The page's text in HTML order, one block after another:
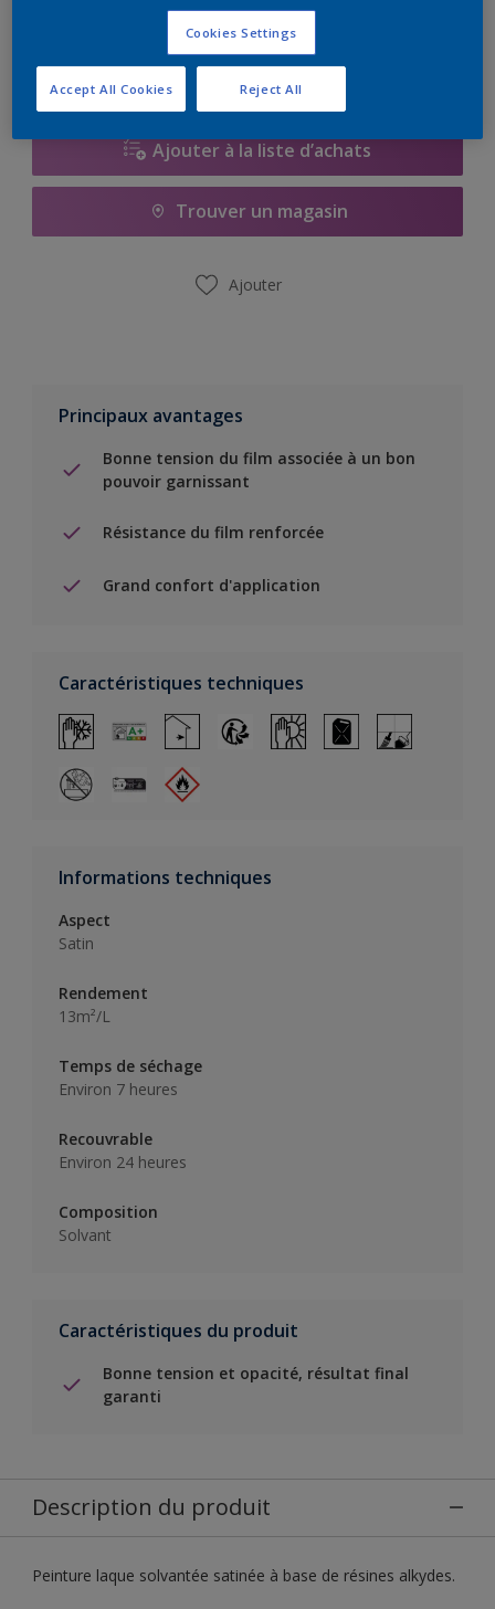
Calculer
Ajouter à la liste d’achats
Trouver un magasin
Ajouter
Principaux avantages
Bonne tension du film associée à un bon
pouvoir garnissant
Résistance du film renforcée
Grand confort d'application
Caractéristiques techniques
Informations techniques
Aspect
Satin
Rendement
13m²/L
Temps de séchage
Environ 7 heures
Recouvrable
Environ 24 heures
Composition
Solvant
Caractéristiques du produit
Bonne tension et opacité, résultat final
garanti
Description du produit
Peinture laque solvantée satinée à base de résines alkydes.
Cookies Settings
Reject All
Accept All Cookies